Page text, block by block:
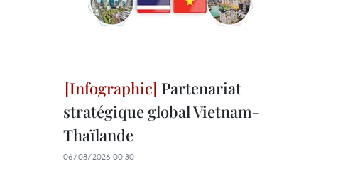
Partenariat
stratégique global Vietnam-
Thaïlande
06/08/2026 00:30